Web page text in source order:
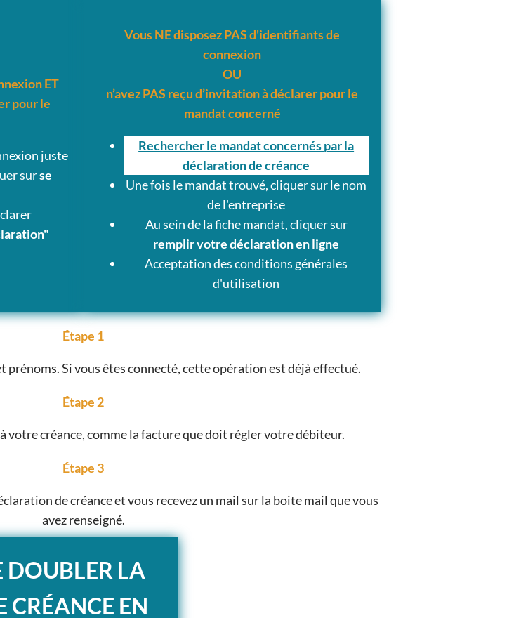
ET
pour le
juste
surse
Vous NE disposez PAS d'identifiants de
connexion
OU
n’avez PAS reçu d’invitation à déclarer pour le
mandat concerné
Rechercher le mandat concernés par la
déclaration de créance
Une fois le mandat trouvé, cliquer sur le nom
de l'entreprise
Au sein de la fiche mandat, cliquer sur
remplir votre déclaration en ligne
Acceptation des conditions générales
d'utilisation
Étape 1
prénoms. Si vous êtes connecté, cette opération est déjà effectué.
Étape 2
votre créance, comme la facture que doit régler votre débiteur.
Étape 3
de créance et vous recevez un mail sur la boite mail que vous
avez renseigné.
DOUBLER LA
CRÉANCE EN